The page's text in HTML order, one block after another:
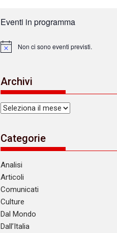
Eventi in programma
N
c
e
Non ci sono eventi previsti.
Archivi
Archivi
Categorie
Analisi
Articoli
Comunicati
Culture
Dal Mondo
Dall’Italia